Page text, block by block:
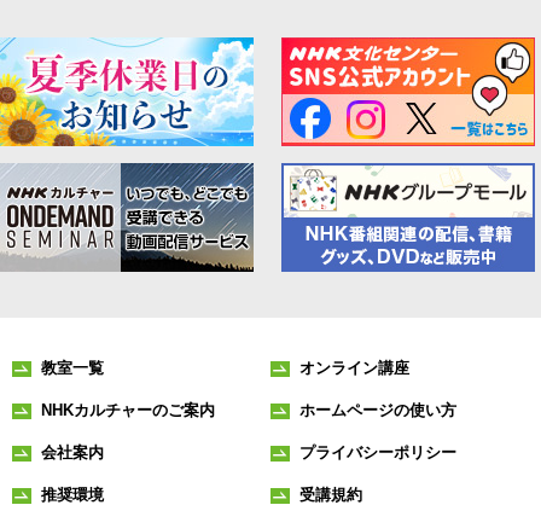
教室一覧 オンライン講座
NHKカルチャーのご案内 ホームページの使い方
会社案内 プライバシーポリシー
推奨環境 受講規約